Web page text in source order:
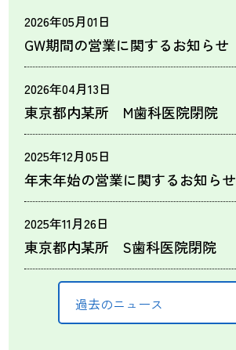
2026年05月01日
GW期間の営業に関するお知らせ
2026年04月13日
東京都内某所 M歯科医院閉院
2025年12月05日
年末年始の営業に関するお知らせ
2025年11月26日
東京都内某所 S歯科医院閉院
過去のニュース